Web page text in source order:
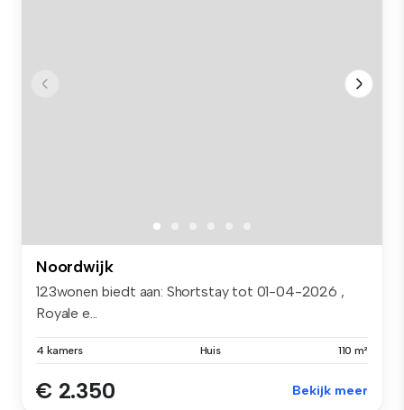
Noordwijk
123wonen biedt aan: Shortstay tot 01-04-2026 ,
Royale e...
4 kamers Huis 110 m²
€ 2.350 Bekijk meer